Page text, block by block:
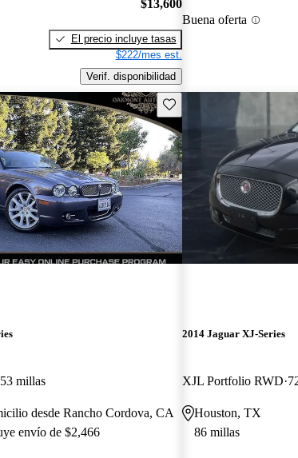
$13,600
El precio incluye tasas
$222/mes est.
Verif. disponibilidad
Buena oferta
Guarda este Aviso
millas
desde Rancho Cordova, CA
envío de $2,466
2014 Jaguar XJ-Series
XJL Portfolio RWD
Houston, TX
86 millas